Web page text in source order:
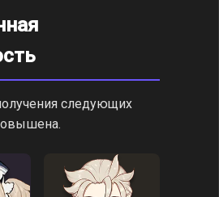
следующих